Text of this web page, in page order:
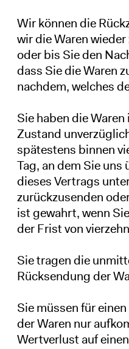
Wir können die
wir die Waren
oder bis Sie den
dass Sie die Waren
nachdem, welches
Sie haben die
Zustand
spätestens binnen
Tag, an dem Sie
dieses Vertrags
zurückzusenden
ist gewahrt, wenn
der Frist von
Sie tragen die
Rücksendung der
Sie müssen für
der Waren nur
Wertverlust auf